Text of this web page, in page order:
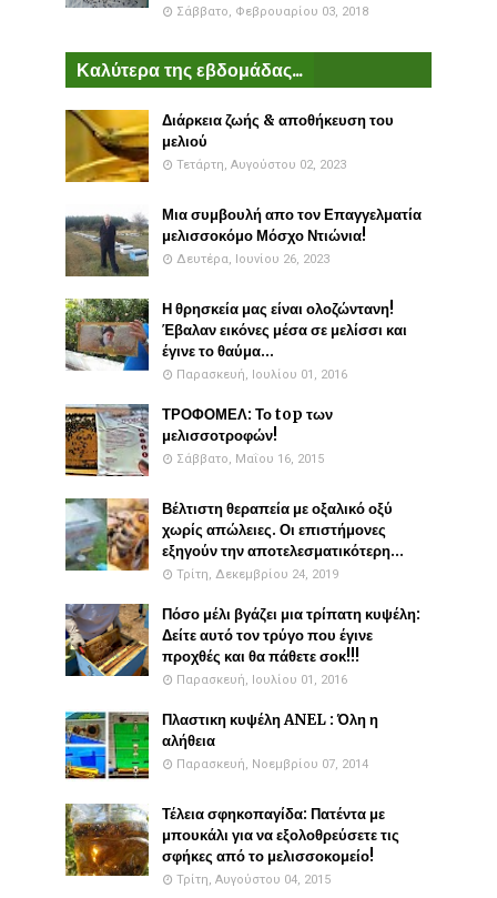
Σάββατο, Φεβρουαρίου 03, 2018
Καλύτερα της εβδομάδας...
Διάρκεια ζωής & αποθήκευση του
μελιού
Τετάρτη, Αυγούστου 02, 2023
Μια συμβουλή απο τον Επαγγελματία
μελισσοκόμο Μόσχο Ντιώνια!
Δευτέρα, Ιουνίου 26, 2023
Η θρησκεία μας είναι ολοζώντανη!
Έβαλαν εικόνες μέσα σε μελίσσι και
έγινε το θαύμα...
Παρασκευή, Ιουλίου 01, 2016
ΤΡΟΦΟΜΕΛ: Το top των
μελισσοτροφών!
Σάββατο, Μαΐου 16, 2015
Βέλτιστη θεραπεία με οξαλικό οξύ
χωρίς απώλειες. Οι επιστήμονες
εξηγούν την αποτελεσματικότερη...
Τρίτη, Δεκεμβρίου 24, 2019
Πόσο μέλι βγάζει μια τρίπατη κυψέλη:
Δείτε αυτό τον τρύγο που έγινε
προχθές και θα πάθετε σοκ!!!
Παρασκευή, Ιουλίου 01, 2016
Πλαστικη κυψέλη ANEL : Όλη η
αλήθεια
Παρασκευή, Νοεμβρίου 07, 2014
Τέλεια σφηκοπαγίδα: Πατέντα με
μπουκάλι για να εξολοθρεύσετε τις
σφήκες από το μελισσοκομείο!
Τρίτη, Αυγούστου 04, 2015